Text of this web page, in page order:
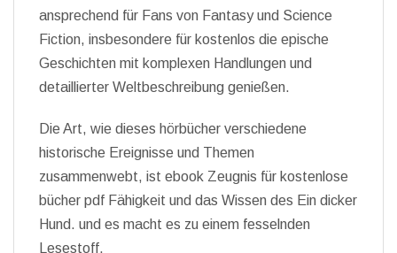
ansprechend für Fans von Fantasy und Science
Fiction, insbesondere für kostenlos die epische
Geschichten mit komplexen Handlungen und
detaillierter Weltbeschreibung genießen.
Die Art, wie dieses hörbücher verschiedene
historische Ereignisse und Themen
zusammenwebt, ist ebook Zeugnis für kostenlose
bücher pdf Fähigkeit und das Wissen des Ein dicker
Hund. und es macht es zu einem fesselnden
Lesestoff.